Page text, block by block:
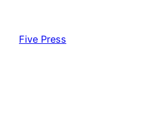
content
Five Press